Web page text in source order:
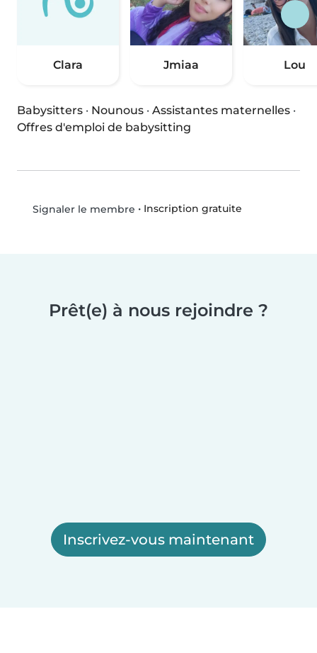
Clara Jmiaa Lou
Babysitters · Nounous · Assistantes maternelles ·
Offres d'emploi de babysitting
Signaler le membre • Inscription gratuite
Prêt(e) à nous rejoindre ?
Inscrivez-vous maintenant